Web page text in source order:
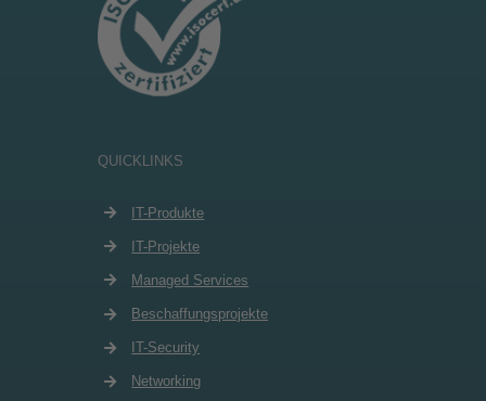
QUICKLINKS
IT-Produkte
IT-Projekte
Managed Services
Beschaffungsprojekte
IT-Security
Networking